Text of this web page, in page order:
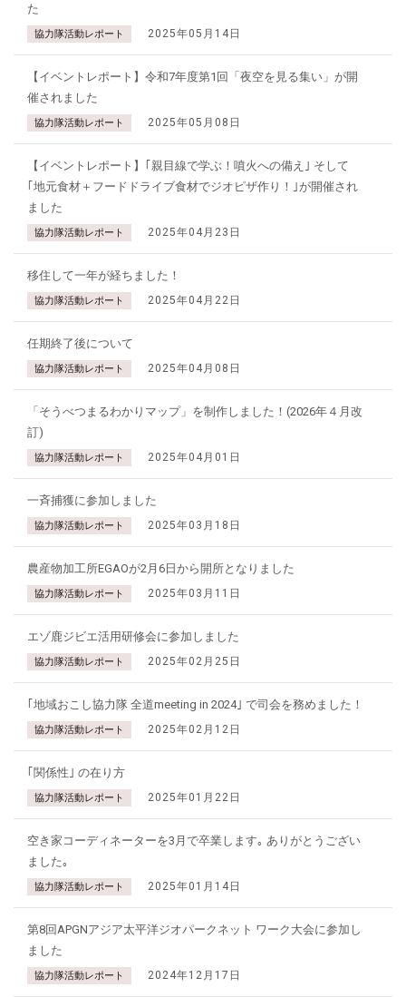
た
協力隊活動レポート 2025年05月14日
【イベントレポート】令和7年度第1回「夜空を見る集い」が開
催されました
協力隊活動レポート 2025年05月08日
【イベントレポート】｢親目線で学ぶ！噴火への備え｣ そして
｢地元食材＋フードドライブ食材でジオピザ作り！｣が開催され
ました
協力隊活動レポート 2025年04月23日
移住して一年が経ちました！
協力隊活動レポート 2025年04月22日
任期終了後について
協力隊活動レポート 2025年04月08日
「そうべつまるわかりマップ」を制作しました！(2026年４月改
訂)
協力隊活動レポート 2025年04月01日
一斉捕獲に参加しました
協力隊活動レポート 2025年03月18日
農産物加工所EGAOが2月6日から開所となりました
協力隊活動レポート 2025年03月11日
エゾ鹿ジビエ活用研修会に参加しました
協力隊活動レポート 2025年02月25日
｢地域おこし協力隊 全道meeting in 2024｣ で司会を務めました！
協力隊活動レポート 2025年02月12日
｢関係性｣ の在り方
協力隊活動レポート 2025年01月22日
空き家コーディネーターを3月で卒業します｡ ありがとうござい
ました｡
協力隊活動レポート 2025年01月14日
第8回APGNアジア太平洋ジオパークネット ワーク大会に参加し
ました
協力隊活動レポート 2024年12月17日